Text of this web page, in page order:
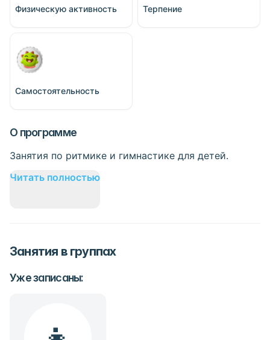
Физическую активность Терпение
Самостоятельность
О программе
Занятия по ритмике и гимнастике для детей.
Читать полностью
Занятия в группах
Уже записаны: